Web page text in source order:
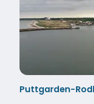
Puttgarden-